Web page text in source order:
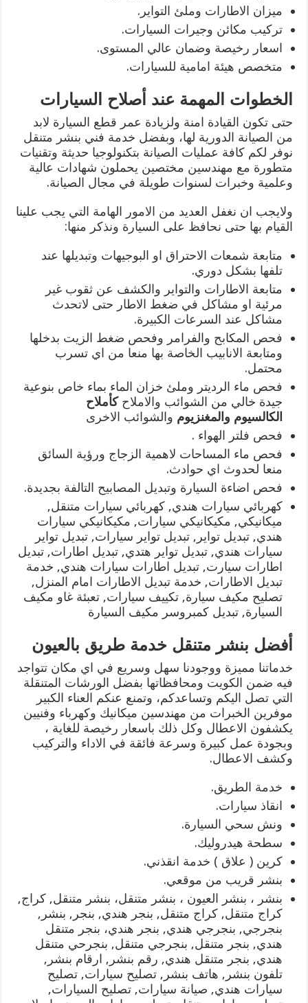
ميزان الاطارات وملئ التواير.
تركيب مكائن وجيرات السيارات.
اسعار رخيصة وضمان عالي المستوى.
متخصص هيئة امامية للسيارات.
الخطوات المهمة عند أصلاح السيارات
حتى تكون القيادة امنة ولزيادة عمر قطع السيارة لابد
من الصيانة الدورية لها، وبفضل خدمة فني بنشر متنقل
نوفر لكم كافة عمليات الصيانة بتكنولوجيا حديثة وتقنيات
متطورة مع مهندسين مختصين يحملون شهادات عالية
وعلمية وخبرات لسنوات طويلة في مجال الصيانة.
ولايجب ان نغفل العديد من الامور الهامة التي يجب علينا
القيام بها حتى نحافظ على السيارة ونذكر منها:
متابعة شمعات الاحتراق او البوجيهات وتبديلها عند
تلفها بشكل دوري.
متابعة الاطارات والتواير والكشف عن ثقوب غير
مرئية او مشاكل في ضغط الاطار حتى لاتحدث
مشاكل عند السرعات الكبيرة.
فحص المكابح والفرامر وفحص ضغط الزيت بدخلها
ومتابعة الانابيب الخاصة بها منعا من اي تسرب
محتمل.
فحص ماء الرديتر وملئ خزان الماء بماء خاص بنوعية
جيدة خالي من الشوائب والاملاحكأملاح
الكالسيوم والمغنزيوم والشوائب الاخرى
فحص فلتر الهواء .
فحص ماء المساحات لاهمية الزجاج ورؤية السائق
منعا لحدوث اي حوادث.
فحص اضاءة السيارة وتبديل المصابيح التالفة بجديدة.
كهربائي سيارات هندي, كهربائي سيارات متنقل,
ميكانيكي, مكيكانيكي سيارات, مكيكانيكي سيارات
هندي, تبديل تواير, تبديل تواير سيارات, تبديل تواير
سيارات هندي, تبديل تواير هتدي, تبديل اطارات, تبديل
اطارات سيارت, تبديل اطارات سيارات هندي, خدمة
تبديل الاطارات, خدمة تبديل الاطارات امام المنزل,
تصليح مكيف سيارة, تكييف سيارات, تعبئة غاو مكيف
السيارة, تبديل كمبروسر مكيف السيارة
أفضل بنشر متنقل خدمة طريق بالعيون
خدماتنا مميزة ووجودنا سهل وسريع في اي مكان تتواجد
فيه ضمن الكويت ومحافظاتها بفضل الورشات المتنقلة
التي تصل اليكم وتساعدكم، وتمنع عنكم العناء الكبير
موفرين الخبرات من مهندسين ميكانيك وكهرباء وفنيين
يكشفون الاعطال وكل ذلك باسعار رخيصة للغاية ،
وبجودة عمل كبيرة وسرعة فائقة في الاداء والتركيب
وكشف الاعطال.
خدمة الطريق.
انقاذ سيارات.
ونش سحي السيارة.
سطحة هيدروليك.
كرين ( علاق ) خدمة انقذني.
بنشر قريب من موقعي.
بنشر ، بنشر العيون ، بنشر متنقل، بنشر متنقل, كراج,
كراج متنقل, كراج متنقل, بنجر هندي, بنجر, بنشر,
بنجرجي, بنجرجي هندي, بنجر هندي، بنجر متنقل
هندي, بنجر متنقل, بنجرجي متنقل, بنجرحي متنقل
هندي, بنجر متنقل هندي, رقم بنشر, ارقام بنشر,
تلفون بنشر, هاتف بنشر, تصليح سيارات, تصليح
سيارات هندي, صيانة سيارات, تصليح السيارات,